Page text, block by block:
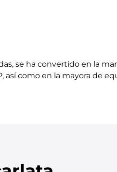
se ha convertido en la
así como en la mayora de